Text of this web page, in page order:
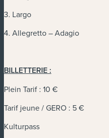
3. Largo
4. Allegretto – Adagio
BILLETTERIE :
Plein Tarif : 10 €
Tarif jeune / GERO : 5 €
Kulturpass